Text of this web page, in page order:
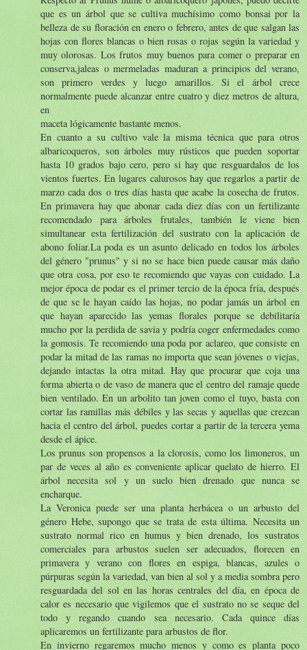
que es un árbol que se cultiva muchísimo como bonsai por la
belleza de su floración en enero o febrero, antes de que salgan las
hojas con flores blancas o bien rosas o rojas según la variedad y
muy olorosas. Los frutos muy buenos para comer o preparar en
conserva,jaleas o mermeladas maduran a principios del verano,
son primero verdes y luego amarillos. Si el árbol crece
normalmente puede alcanzar entre cuatro y diez metros de altura,
en
maceta lógicamente bastante menos.
En cuanto a su cultivo vale la misma técnica que para otros
albaricoqueros, son árboles muy rústicos que pueden soportar
hasta 10 grados bajo cero, pero si hay que resguardalos de los
vientos fuertes. En lugares calurosos hay que regarlos a partir de
marzo cada dos o tres días hasta que acabe la cosecha de frutos.
En primavera hay que abonar cada diez días con un fertilizante
recomendado para árboles frutales, también le viene bien
simultanear esta fertilización del sustrato con la aplicación de
abono foliar.La poda es un asunto delicado en todos los árboles
del género "prunus" y si no se hace bien puede causar más daño
que otra cosa, por eso te recomiendo que vayas con cuidado. La
mejor época de podar es el primer tercio de la época fría, después
de que se le hayan caído las hojas, no podar jamás un árbol en
que hayan aparecido las yemas florales porque se debilitaría
mucho por la perdida de savia y podría coger enfermedades como
la gomosis. Te recomiendo una poda por aclareo, que consiste en
podar la mitad de las ramas no importa que sean jóvenes o viejas,
dejando intactas la otra mitad. Hay que procurar que coja una
forma abierta o de vaso de manera que el centro del ramaje quede
bien ventilado. En un arbolito tan joven como el tuyo, basta con
cortar las ramillas más débiles y las secas y aquellas que crezcan
hacia el centro del árbol, puedes cortar a partir de la tercera yema
desde el ápice.
Los prunus son propensos a la clorosis, como los limoneros, un
par de veces al año es conveniente aplicar quelato de hierro. El
árbol necesita sol y un suelo bien drenado que nunca se
encharque.
La Veronica puede ser una planta herbácea o un arbusto del
género Hebe, supongo que se trata de esta última. Necesita un
sustrato normal rico en humus y bien drenado, los sustratos
comerciales para arbustos suelen ser adecuados, florecen en
primavera y verano con flores en espiga, blancas, azules o
púrpuras según la variedad, van bien al sol y a media sombra pero
resguardada del sol en las horas centrales del día, en época de
calor es necesario que vigilemos que el sustrato no se seque del
todo y regando cuando sea necesario. Cada quince días
aplicaremos un fertilizante para arbustos de flor.
En invierno regaremos mucho menos y como es planta poco